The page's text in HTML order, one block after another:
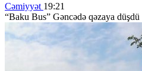
Cəmiyyət 19:21
“Baku Bus” Gəncədə qəzaya düşdü